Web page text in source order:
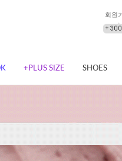
회원
+PLUS SIZE SHOES